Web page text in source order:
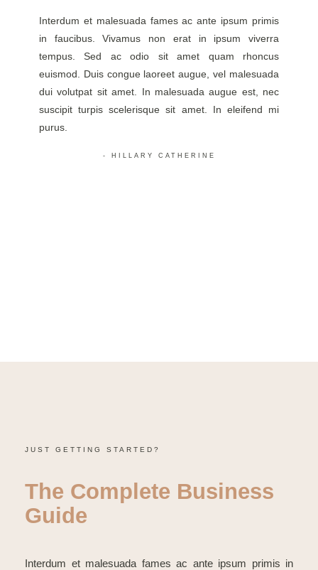
Interdum et malesuada fames ac ante ipsum primis
in faucibus. Vivamus non erat in ipsum viverra
tempus. Sed ac odio sit amet quam rhoncus
euismod. Duis congue laoreet augue, vel malesuada
dui volutpat sit amet. In malesuada augue est, nec
suscipit turpis scelerisque sit amet. In eleifend mi
purus.
- HILLARY CATHERINE
JUST GETTING STARTED?
The Complete Business
Guide
Interdum et malesuada fames ac ante ipsum primis in